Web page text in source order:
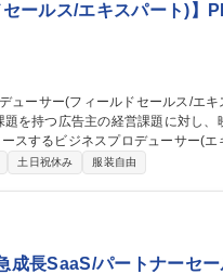
ールス/エキスパート)】
を持つ広告主の経営課題に対し、
スするビジネスプロデューサー(
った映像タイアップ広告の企画 ■社
土日祝休み 服装自由
成長SaaS/パートナーセ